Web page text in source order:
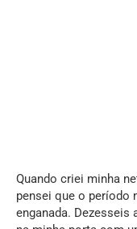
Quando criei minha
pensei que o período
enganada. Dezesseis